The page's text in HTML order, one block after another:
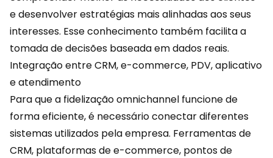
e desenvolver estratégias mais alinhadas aos seus
interesses. Esse conhecimento também facilita a
tomada de decisões baseada em dados reais.
Integração entre CRM, e-commerce, PDV, aplicativo
e atendimento
Para que a fidelização omnichannel funcione de
forma eficiente, é necessário conectar diferentes
sistemas utilizados pela empresa. Ferramentas de
CRM, plataformas dee-commerce, pontos de